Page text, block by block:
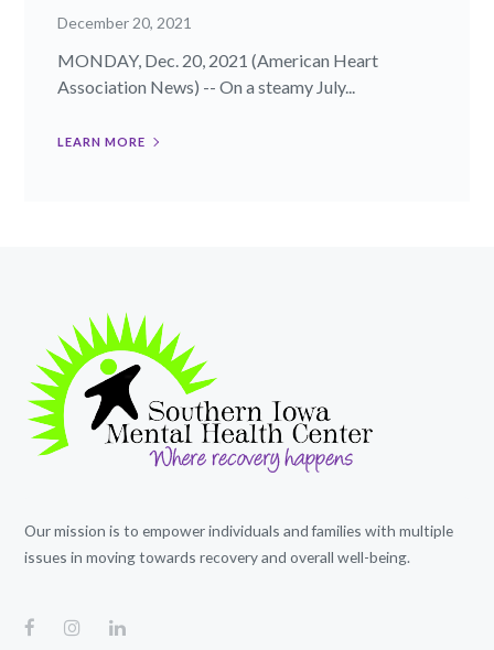
December 20, 2021
MONDAY, Dec. 20, 2021 (American Heart
Association News) -- On a steamy July...
LEARN MORE
Our mission is to empower individuals and families with multiple
issues in moving towards recovery and overall well-being.